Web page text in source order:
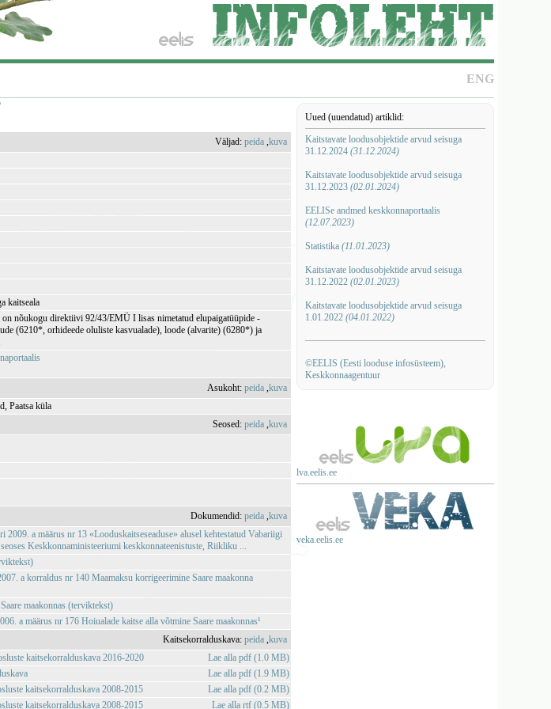
ENG
Uued (uuendatud) artiklid:
Kaitstavate loodusobjektide arvud seisuga
31.12.2024 (31.12.2024)
Kaitstavate loodusobjektide arvud seisuga
31.12.2023 (02.01.2024)
EELISe andmed keskkonnaportaalis
(12.07.2023)
Statistika (11.01.2023)
Kaitstavate loodusobjektide arvud seisuga
31.12.2022 (02.01.2023)
Kaitstavate loodusobjektide arvud seisuga
1.01.2022 (04.01.2022)
©EELIS (Eesti looduse infosüsteem),
Keskkonnaagentuur
lva.eelis.ee
veka.eelis.ee
Väljad:peida ,kuva
kaitseala
on nõukogu direktiivi 92/43/EMÜ I lisas nimetatud elupaigatüüpide -
(6210*, orhideede oluliste kasvualade), loode (alvarite) (6280*) ja
Asukoht:peida ,kuva
Paatsa küla
Seosed:peida ,kuva
Dokumendid:peida ,kuva
2009. a määrus nr 13 «Looduskaitseseaduse» alusel kehtestatud Vabariigi
Keskkonnaministeeriumi keskkonnateenistuste, Riikliku ...
a korraldus nr 140 Maamaksu korrigeerimine Saare maakonna
maakonnas (terviktekst)
a määrus nr 176 Hoiualade kaitse alla võtmine Saare maakonnas¹
Kaitsekorralduskava:peida ,kuva
Lae alla pdf (1.0 MB)
kaitsekorralduskava 2016-2020
Lae alla pdf (1.9 MB)
Lae alla pdf (0.2 MB)
kaitsekorralduskava 2008-2015
Lae alla rtf (0.5 MB)
kaitsekorralduskava 2008-2015